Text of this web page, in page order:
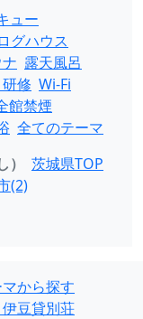
ュー
ログハウス
露天風呂
修 Wi-Fi
館禁煙
全てのテーマ
茨城県TOP
(2)
から探す
豆貸別荘